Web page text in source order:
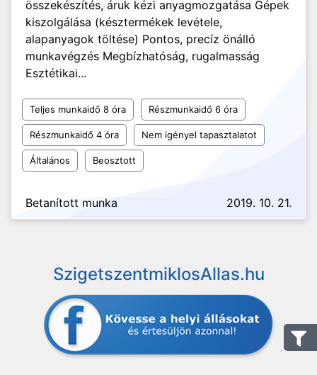
összekészítés, áruk kézi anyagmozgatása Gépek
kiszolgálása (késztermékek levétele,
alapanyagok töltése) Pontos, precíz önálló
munkavégzés Megbízhatóság, rugalmasság
Esztétikai...
Teljes munkaidő 8 óra Részmunkaidő 6 óra
Részmunkaidő 4 óra Nem igényel tapasztalatot
Általános Beosztott
Betanított munka 2019. 10. 21.
SzigetszentmiklosAllas.hu